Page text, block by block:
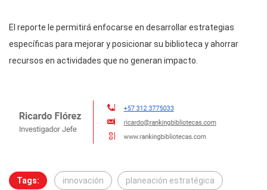
El reporte le permitirá enfocarse en desarrollar estrategias
específicas para mejorar y posicionar su biblioteca y ahorrar
recursos en actividades que no generan impacto.
Tags: innovación planeación estratégica